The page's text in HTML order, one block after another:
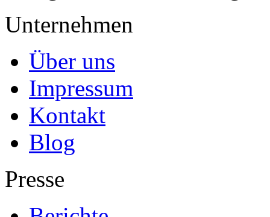
Unternehmen
Über uns
Impressum
Kontakt
Blog
Presse